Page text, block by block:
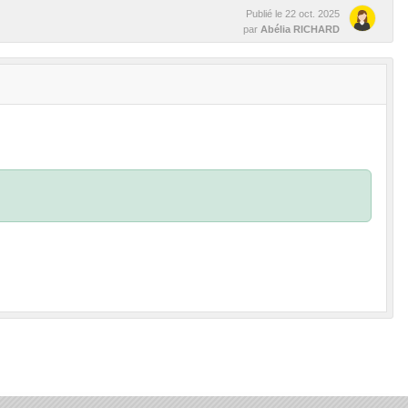
Publié le 22 oct. 2025
par Abélia RICHARD